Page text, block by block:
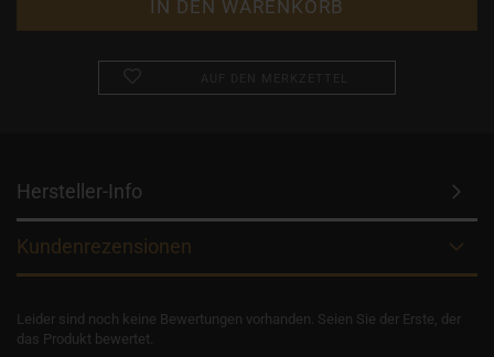
Hersteller-Info
Kundenrezensionen
Leider sind noch keine Bewertungen vorhanden. Seien Sie der Erste, der
das Produkt bewertet.